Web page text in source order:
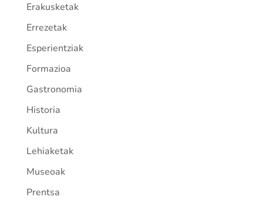
Erakusketak
Errezetak
Esperientziak
Formazioa
Gastronomia
Historia
Kultura
Lehiaketak
Museoak
Prentsa